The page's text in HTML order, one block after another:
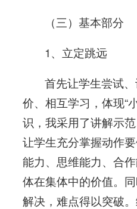
（三）基本部分
1、立定跳远
首先让学生尝试
价、相互学习，体现“
识，我采用了讲解示
让学生充分掌握动作
能力、思维能力、合
体在集体中的价值。
解决，难点得以突破